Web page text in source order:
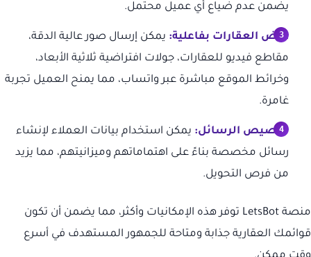
يضمن عدم ضياع أي عميل محتمل.
عرض العقارات بفاعلية: يمكن إرسال صور عالية الدقة،
مقاطع فيديو للعقارات، جولات افتراضية ثلاثية الأبعاد،
وخرائط الموقع مباشرة عبر واتساب، مما يمنح العميل تجربة
غامرة.
تخصيص الرسائل: يمكن استخدام بيانات العملاء لإنشاء
رسائل مخصصة بناءً على اهتماماتهم وميزانيتهم، مما يزيد
من فرص التحويل.
منصة LetsBot توفر هذه الإمكانيات وأكثر، مما يضمن أن تكون
قوائمك العقارية جذابة ومتاحة للجمهور المستهدف في أسرع